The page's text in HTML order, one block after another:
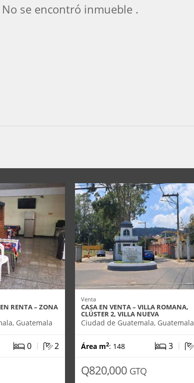
No se encontró inmueble .
RENTA – ZONA
Guatemala
0 | 2
Venta
CASA EN VENTA – VILLA ROMANA,
CLÚSTER 2, VILLA NUEVA
Ciudad de Guatemala, Guatemala
Área m2: 148 3 |
Q820,000 GTQ